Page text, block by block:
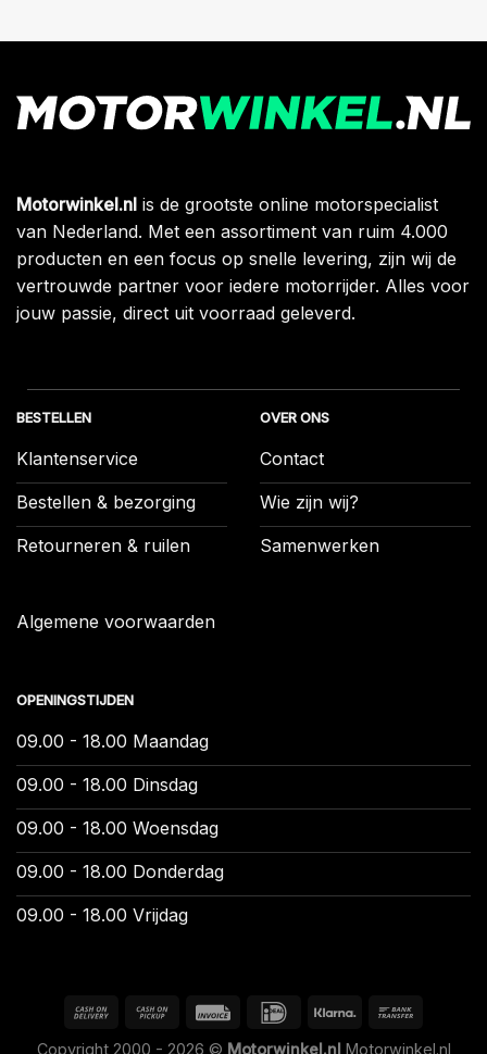
Motorwinkel.nl is de grootste online motorspecialist
van Nederland. Met een assortiment van ruim 4.000
producten en een focus op snelle levering, zijn wij de
vertrouwde partner voor iedere motorrijder. Alles voor
jouw passie, direct uit voorraad geleverd.
BESTELLEN
Klantenservice
Bestellen & bezorging
Retourneren & ruilen
Algemene voorwaarden
OVER ONS
Contact
Wie zijn wij?
Samenwerken
OPENINGSTIJDEN
09.00 - 18.00 Maandag
09.00 - 18.00 Dinsdag
09.00 - 18.00 Woensdag
09.00 - 18.00 Donderdag
09.00 - 18.00 Vrijdag
Copyright 2000 - 2026 © Motorwinkel.nl Motorwinkel.nl